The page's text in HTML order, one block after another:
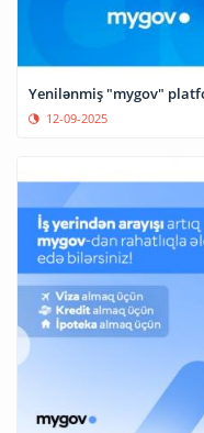
Yenilənmiş "mygov"
12-09-2025